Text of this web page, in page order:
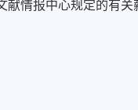
献情报中心规定的有关